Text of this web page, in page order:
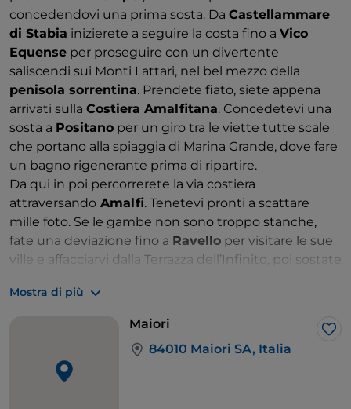
concedendovi una prima sosta. Da Castellammare
di Stabia inizierete a seguire la costa fino a Vico
Equense per proseguire con un divertente
saliscendi sui Monti Lattari, nel bel mezzo della
penisola sorrentina. Prendete fiato, siete appena
arrivati sulla Costiera Amalfitana. Concedetevi una
sosta a Positano per un giro tra le viette tutte scale
che portano alla spiaggia di Marina Grande, dove fare
un bagno rigenerante prima di ripartire.
Da qui in poi percorrerete la via costiera
attraversando Amalfi. Tenetevi pronti a scattare
mille foto. Se le gambe non sono troppo stanche,
fate una deviazione fino a Ravello per visitare le sue
ville e affacciarvi dalla Terrazza dell’Infinito, poi sostate
Sal De Riso. Il giro di oggi si conclude poco più avanti,
Maiori .
Mostra di più
Maiori
84010 Maiori SA, Italia